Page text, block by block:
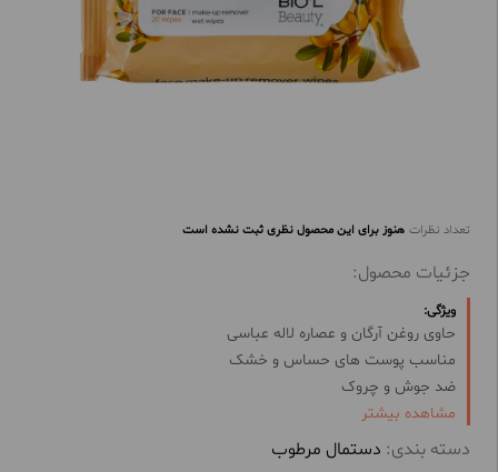
تعداد نظرات هنوز برای این محصول نظری ثبت نشده است
جزئیات محصول:
ویژگی:
حاوی روغن آرگان و عصاره لاله عباسی
مناسب پوست های حساس و خشک
ضد جوش و چروک
نرم کننده پوست
بدون نیاز به آبکشی
مشاهده بیشتر
دسته بندی: دستمال مرطوب